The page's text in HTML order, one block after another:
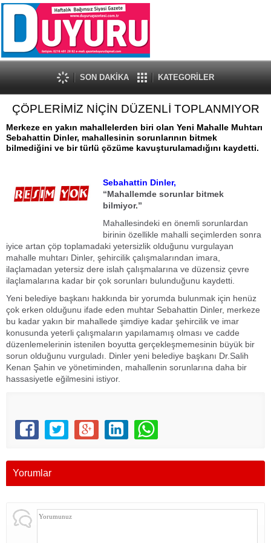
SON DAKİKA KATEGORİLER
ÇÖPLERİMİZ NİÇİN DÜZENLİ TOPLANMIYOR
Merkeze en yakın mahallelerden biri olan Yeni Mahalle Muhtarı
Sebahattin Dinler, mahallesinin sorunlarının bitmek
bilmediğini ve bir türlü çözüme kavuşturulamadığını kaydetti.
Sebahattin Dinler,
“Mahallemde sorunlar bitmek
bilmiyor.”
Mahallesindeki en önemli sorunlardan
birinin özellikle mahalli seçimlerden sonra
iyice artan çöp toplamadaki yetersizlik olduğunu vurgulayan
mahalle muhtarı Dinler, şehircilik çalışmalarından imara,
ilaçlamadan yetersiz dere islah çalışmalarına ve düzensiz çevre
ilaçlamalarına kadar bir çok sorunları bulunduğunu kaydetti.
Yeni belediye başkanı hakkında bir yorumda bulunmak için henüz
çok erken olduğunu ifade eden muhtar Sebahattin Dinler, merkeze
bu kadar yakın bir mahallede şimdiye kadar şehircilik ve imar
konusunda yeterli çalışmaların yapılamamış olması ve cadde
düzenlemelerinin istenilen boyutta gerçekleşmemesinin büyük bir
sorun olduğunu vurguladı. Dinler yeni belediye başkanı Dr.Salih
Kenan Şahin ve yönetiminden, mahallenin sorunlarına daha bir
hassasiyetle eğilmesini istiyor.
Yorumlar